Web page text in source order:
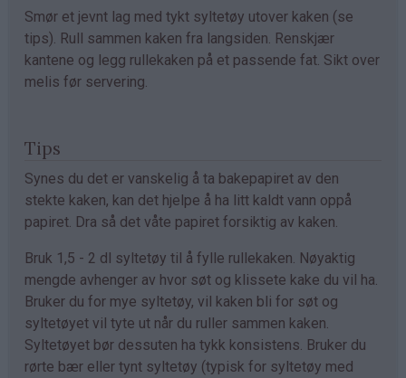
Smør et jevnt lag med tykt syltetøy utover kaken (se
tips). Rull sammen kaken fra langsiden. Renskjær
kantene og legg rullekaken på et passende fat. Sikt over
melis før servering.
Tips
Synes du det er vanskelig å ta bakepapiret av den
stekte kaken, kan det hjelpe å ha litt kaldt vann oppå
papiret. Dra så det våte papiret forsiktig av kaken.
Bruk 1,5 - 2 dl syltetøy til å fylle rullekaken. Nøyaktig
mengde avhenger av hvor søt og klissete kake du vil ha.
Bruker du for mye syltetøy, vil kaken bli for søt og
syltetøyet vil tyte ut når du ruller sammen kaken.
Syltetøyet bør dessuten ha tykk konsistens. Bruker du
rørte bær eller tynt syltetøy (typisk for syltetøy med